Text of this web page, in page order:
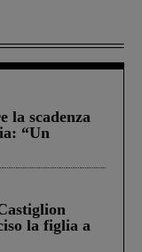
la scadenza
“Un
la figlia a